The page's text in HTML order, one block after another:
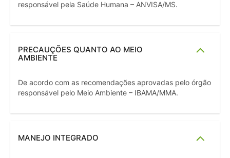
responsável pela Saúde Humana – ANVISA/MS.
PRECAUÇÕES QUANTO AO MEIO
AMBIENTE
De acordo com as recomendações aprovadas pelo órgão
responsável pelo Meio Ambiente – IBAMA/MMA.
MANEJO INTEGRADO